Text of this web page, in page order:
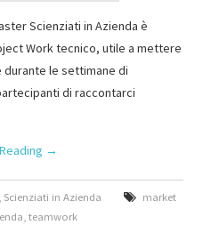
Scienziati in Azienda è
Work tecnico, utile a mettere
le settimane di
di raccontarci
→
Scienziati in Azienda
market
,teamwork